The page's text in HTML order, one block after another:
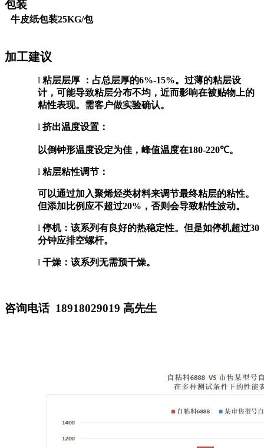
包装
牛皮纸包装25KG/包
加工建议
l 粘层层厚 ：占总层厚的6%-15%。过薄的粘层设
计，可能导致粘层分布不均，近而影响在被贴物上的
粘性表现。需客户做实验确认。
l 挤出温度设置：
以倒钟形温度设定为佳，峰值温度在180-220℃。
l 粘层粘性调节：
可以通过加入聚烯烃类材料来调节最终粘层的粘性。
但添加比例应不超过20% ，否则会导致粘性波动。
l 停机：该系列有良好的热稳定性。但是如停机超过30
分钟应排空螺杆。
l 干燥：该系列无需预干燥。
咨询电话 18918029019 高先生